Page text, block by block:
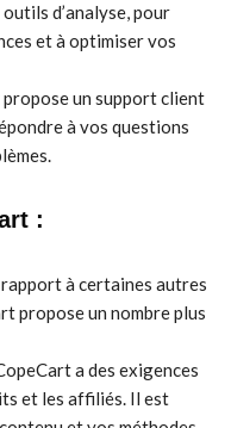
d’analyse, pour
et à optimiser vos
un support client
à vos questions
:
à certaines autres
propose un nombre plus
a des exigences
et les affiliés. Il est